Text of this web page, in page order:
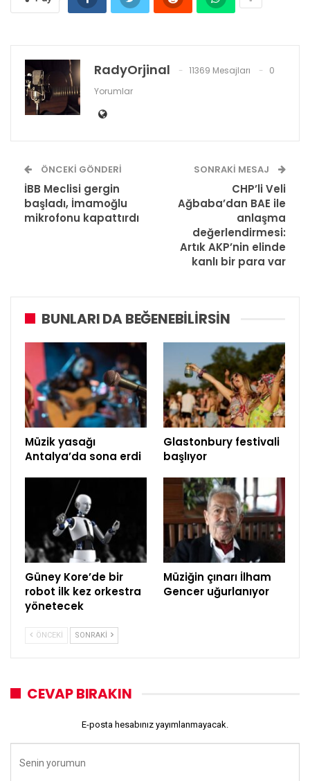
RadyOrjinal 11369 Mesajları
0
Yorumlar
ÖNCEKI GÖNDERI
İBB Meclisi gergin
başladı, İmamoğlu
mikrofonu kapattırdı
SONRAKI MESAJ
CHP’li Veli
Ağbaba’dan BAE ile
anlaşma
değerlendirmesi:
Artık AKP’nin elinde
kanlı bir para var
BUNLARI DA BEĞENEBILIRSIN
Müzik yasağı
Antalya’da sona erdi
Glastonbury festivali
başlıyor
Güney Kore’de bir
robot ilk kez orkestra
yönetecek
Müziğin çınarı İlham
Gencer uğurlanıyor
ÖNCEKI SONRAKI
CEVAP BIRAKIN
E-posta hesabınız yayımlanmayacak.